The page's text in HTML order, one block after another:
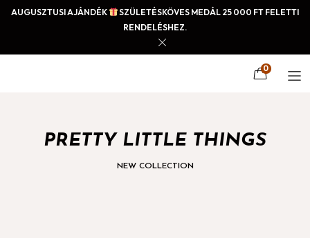
AUGUSZTUSI AJÁNDÉK
SZÜLETÉSKÖVES MEDÁL 25 000 FT FELETTI
RENDELÉSHEZ.
0
PRETTY LITTLE THINGS
NEW COLLECTION